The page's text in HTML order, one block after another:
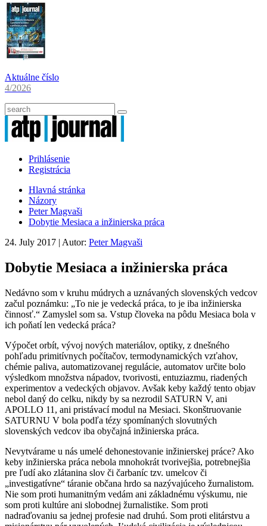
Aktuálne číslo
4/2026
Prihlásenie
Registrácia
Hlavná stránka
Názory
Peter Magvaši
Dobytie Mesiaca a inžinierska práca
24. July 2017 | Autor: Peter Magvaši
Dobytie Mesiaca a inžinierska práca
Nedávno som v kruhu múdrych a uznávaných slovenských vedcov
začul poznámku: „To nie je vedecká práca, to je iba inžinierska
činnosť.“ Zamyslel som sa. Vstup človeka na pôdu Mesiaca bola v
ich poňatí len vedecká práca?
Výpočet orbít, vývoj nových materiálov, optiky, z dnešného
pohľadu primitívnych počítačov, termodynamických vzťahov,
chémie paliva, automatizovanej regulácie, automatov určite bolo
výsledkom množstva nápadov, tvorivosti, entuziazmu, riadených
experimentov a vedeckých objavov. Avšak keby každý tento objav
nebol daný do celku, nikdy by sa nezrodil SATURN V, ani
APOLLO 11, ani pristávací modul na Mesiaci. Skonštruovanie
SATURNU V bola podľa tézy spomínaných slovutných
slovenských vedcov iba obyčajná inžinierska práca.
Nevytvárame u nás umelé dehonestovanie inžinierskej práce? Ako
keby inžinierska práca nebola mnohokrát tvorivejšia, potrebnejšia
pre ľudí ako zlátanina slov či čarbaníc tzv. umelcov či
„investigatívne“ táranie občana hrdo sa nazývajúceho žurnalistom.
Nie som proti humanitným vedám ani základnému výskumu, nie
som proti kultúre ani slobodnej žurnalistike. Som proti
nadraďovaniu sa jednej profesie nad druhú. Som proti elitárstvu a